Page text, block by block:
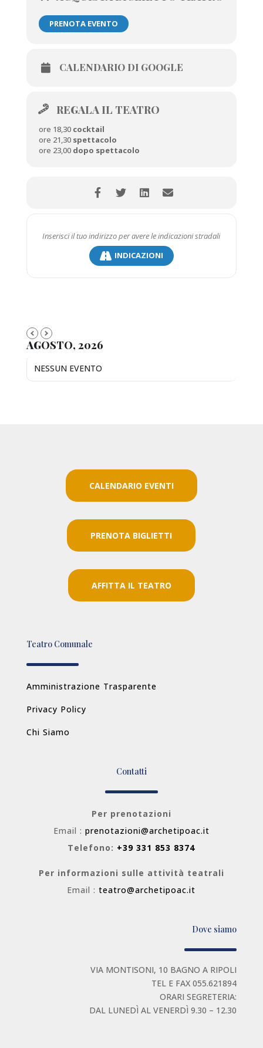
PRENOTA EVENTO
CALENDARIO DI GOOGLE
REGALA IL TEATRO
ore 18,30 cocktail
ore 21,30 spettacolo
ore 23,00 dopo spettacolo
INDICAZIONI
AGOSTO, 2026
NESSUN EVENTO
CALENDARIO EVENTI
PRENOTA BIGLIETTI
AFFITTA IL TEATRO
Teatro Comunale
Amministrazione Trasparente
Privacy Policy
Chi Siamo
Contatti
Per prenotazioni
Email : prenotazioni@archetipoac.it
Telefono: +39 331 853 8374
Per informazioni sulle attività teatrali
Email :teatro@archetipoac.it
Dove siamo
VIA MONTISONI, 10 BAGNO A RIPOLI
TEL E FAX 055.621894
ORARI SEGRETERIA:
DAL LUNEDÌ AL VENERDÌ 9.30 – 12.30